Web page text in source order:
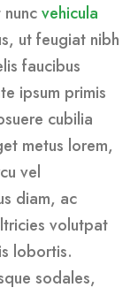
vehicula
ut feugiat nibh
faucibus
ipsum primis
cubilia
metus lorem,
vel
diam, ac
volutpat
lobortis.
sodales,